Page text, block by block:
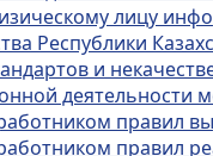
лицу
Республики
и
правил
правил